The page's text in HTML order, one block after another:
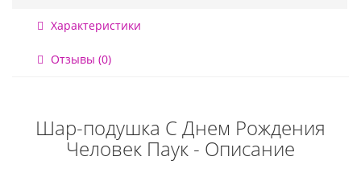
Характеристики
Отзывы (0)
Шар-подушка С Днем Рождения
Человек Паук - Описание